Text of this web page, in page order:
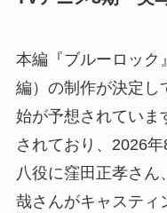
本編『ブルーロック
編）の制作が決定し
始が予想されていま
されており、2026
八役に窪田正孝さ
哉さんがキャスティ